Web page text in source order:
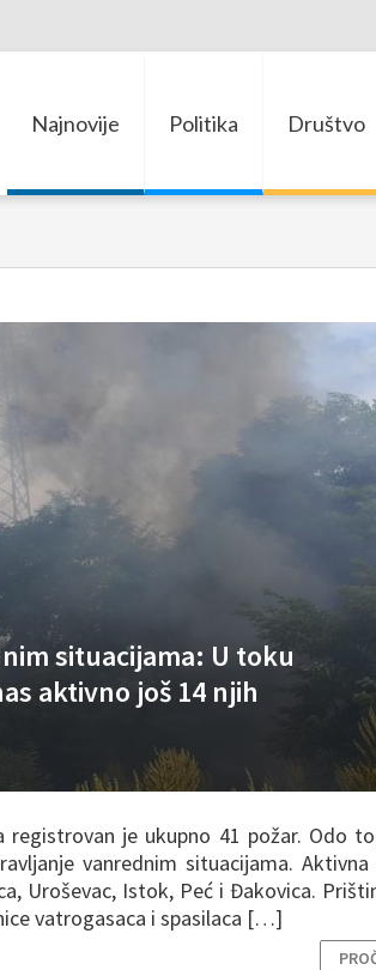
Najnovije Politika Društvo
situacijama: U toku
aktivno još 14 njih
je ukupno 41 požar. Odo
vanrednim situacijama.
Uroševac, Istok, Peć i Đakovica.
vatrogasaca i spasilaca […]